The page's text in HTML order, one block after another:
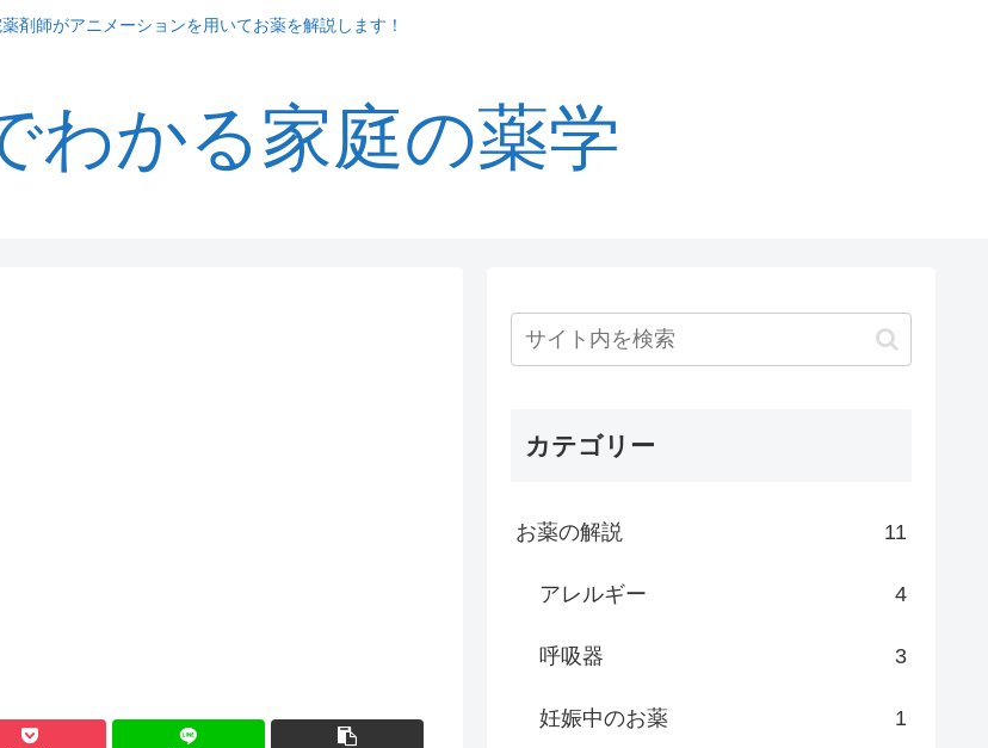
剤師がアニメーションを用いてお薬を解説します！
わかる家庭の薬学
カテゴリー
お薬の解説 11
アレルギー 4
呼吸器 3
妊娠中のお薬 1